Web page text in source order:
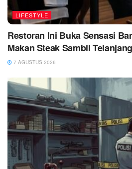
LIFESTYLE
Restoran Ini Buka Sensasi
Makan Steak Sambil Telanjang
7 AGUSTUS 2026